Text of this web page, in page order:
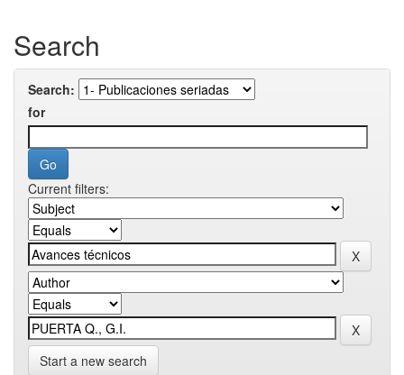
Search
Search:
for
Current filters:
Start a new search